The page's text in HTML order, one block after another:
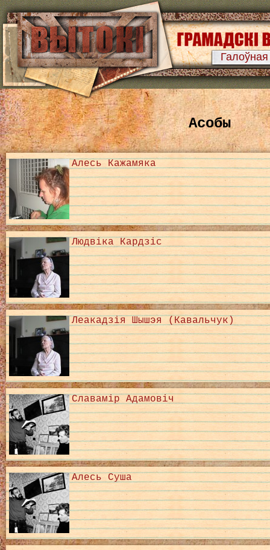
Галоўная
Асобы
Алесь Кажамяка
Людвіка Кардзіс
Леакадзія Шышэя (Кавальчук)
Славамір Адамовіч
Алесь Суша